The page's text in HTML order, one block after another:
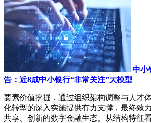
中小
告：近8成中小银行“非常关注”大模型
要素价值挖掘，通过组织架构调整与人才
化转型的深入实施提供有力支撑，最终致
共享、创新的数字金融生态。从结构特征